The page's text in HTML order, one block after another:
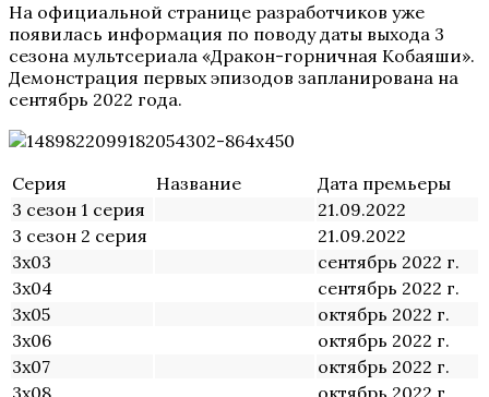
На официальной странице разработчиков уже
появилась информация по поводу даты выхода 3
сезона мультсериала «Дракон-горничная Кобаяши».
Демонстрация первых эпизодов запланирована на
сентябрь 2022 года.
Серия Название
Дата премьеры
3 сезон 1 серия
21.09.2022
3 сезон 2 серия
21.09.2022
3х03
сентябрь 2022 г.
3х04
сентябрь 2022 г.
3х05
октябрь 2022 г.
3х06
октябрь 2022 г.
3х07
октябрь 2022 г.
3х08
октябрь 2022 г.